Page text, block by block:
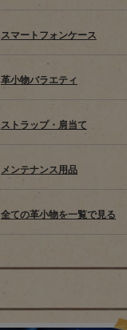
スマートフォンケース
革小物バラエティ
ストラップ・肩当て
メンテナンス用品
全ての革小物を一覧で見る